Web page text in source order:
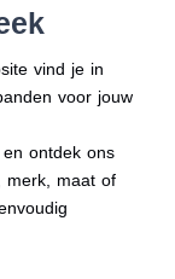
vind je in
voor jouw
en ontdek ons
merk, maat of